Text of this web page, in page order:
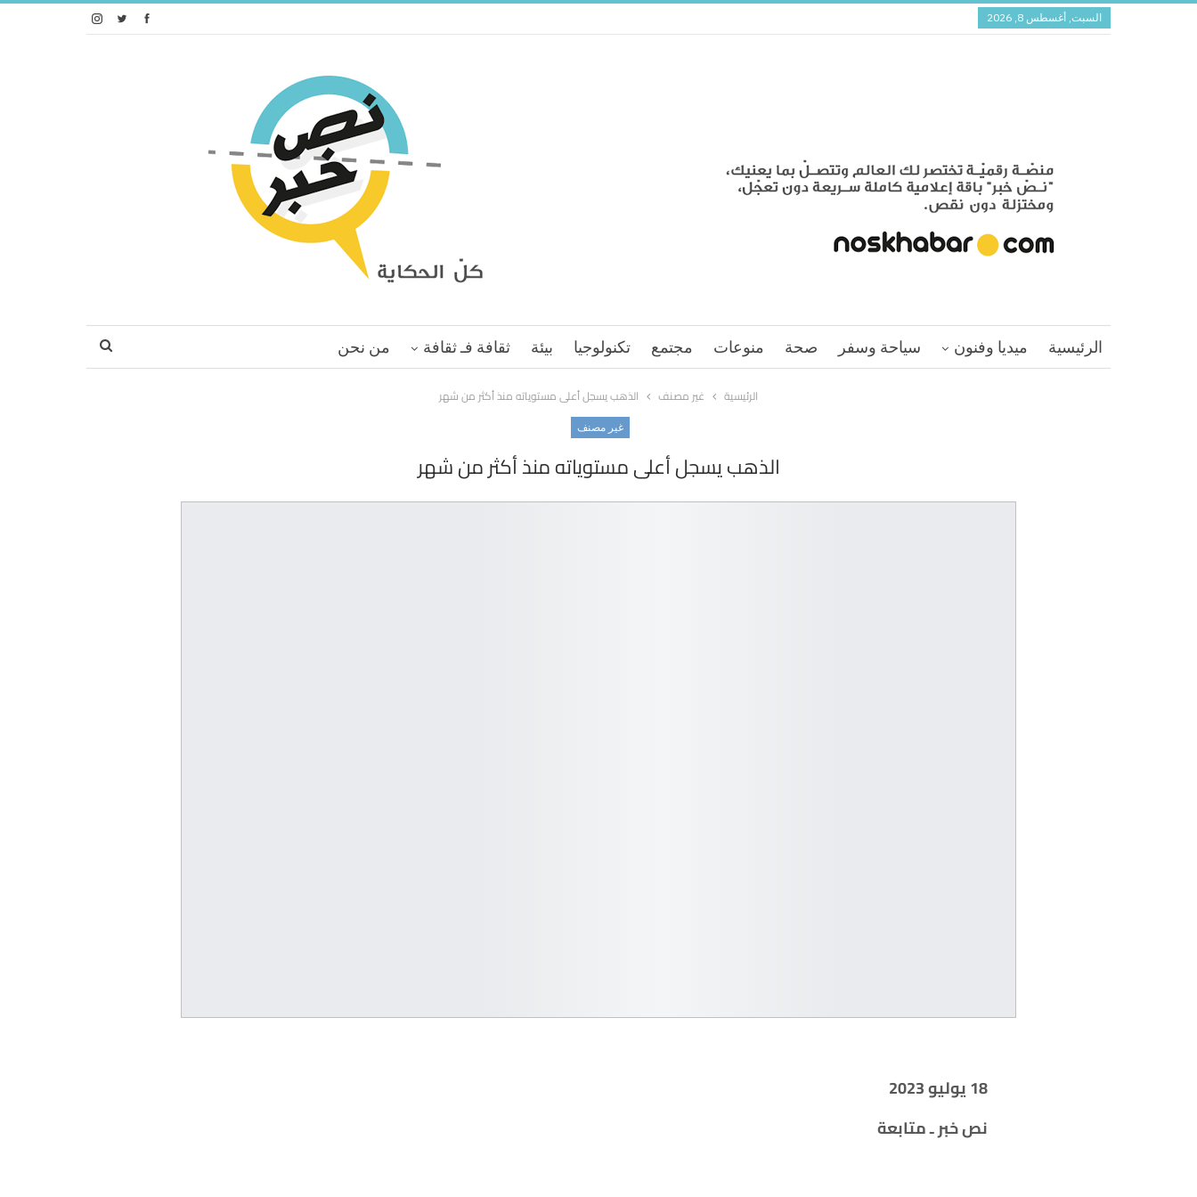
السبت, أغسطس 8, 2026
الرئيسية ميديا وفنون سياحة وسفر صحة منوعات مجتمع تكنولوجيا بيئة ثقافة فـ ثقافة من نحن
الرئيسية غير مصنف الذهب يسجل أعلى مستوياته منذ أكثر من شهر
غير مصنف
الذهب يسجل أعلى مستوياته منذ أكثر من شهر
18 يوليو 2023
نص خبر ـ متابعة